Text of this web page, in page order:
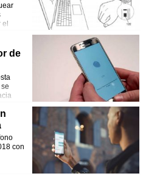
el
de
con